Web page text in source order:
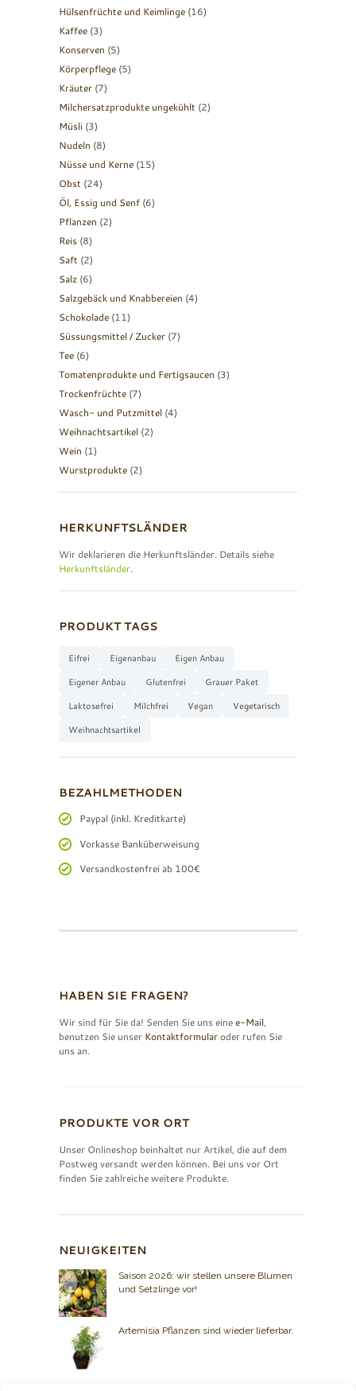
Hülsenfrüchte und Keimlinge (16)
Kaffee (3)
Konserven (5)
Körperpflege (5)
Kräuter (7)
Milchersatzprodukte ungekühlt (2)
Müsli (3)
Nudeln (8)
Nüsse und Kerne (15)
Obst (24)
Öl, Essig und Senf (6)
Pflanzen (2)
Reis (8)
Saft (2)
Salz (6)
Salzgebäck und Knabbereien (4)
Schokolade (11)
Süssungsmittel / Zucker (7)
Tee (6)
Tomatenprodukte und Fertigsaucen (3)
Trockenfrüchte (7)
Wasch- und Putzmittel (4)
Weihnachtsartikel (2)
Wein (1)
Wurstprodukte (2)
HERKUNFTSLÄNDER
Wir deklarieren die Herkunftsländer. Details siehe
Herkunftsländer.
PRODUKT TAGS
Eifrei Eigenanbau
Eigen Anbau
Eigener Anbau
Glutenfrei
Grauer Paket
Laktosefrei
Milchfrei Vegan
Vegetarisch
Weihnachtsartikel
BEZAHLMETHODEN
Paypal (inkl. Kreditkarte)
Vorkasse Banküberweisung
Versandkostenfrei ab 100€
HABEN SIE FRAGEN?
Wir sind für Sie da! Senden Sie uns einee-Mail,
benutzen Sie unser Kontaktformularoder rufen Sie
uns an.
PRODUKTE VOR ORT
Unser Onlineshop beinhaltet nur Artikel, die auf dem
Postweg versandt werden können. Bei uns vor Ort
finden Sie zahlreiche weitere Produkte.
NEUIGKEITEN
Saison 2026: wir stellen unsere Blumen
und Setzlinge vor!
Artemisia Pflanzen sind wieder lieferbar.